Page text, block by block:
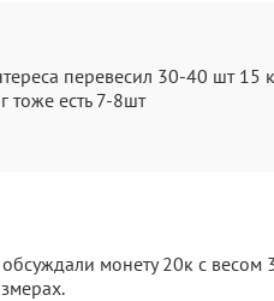
перевесил 30-40 шт 15
тоже есть 7-8шт
монету 20к с весом